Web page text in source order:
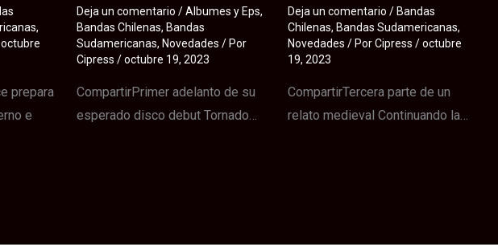
,
octubre
prepara
e
Deja un comentario /Albumes y Eps,
Bandas Chilenas,Bandas
Sudamericanas,Novedades / Por
Cipress/octubre 19, 2023
CompartirPrimer adelanto de su
esperado disco debut Tornado…
Deja un comentario /Bandas
Chilenas, Bandas Sudamericanas,
Novedades / PorCipress /octubre
19, 2023
CompartirTercera parte de un
relato medieval Continuando la…